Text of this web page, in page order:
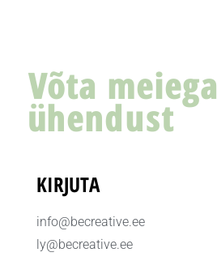
Võta meiega
ühendust
KIRJUTA
info@becreative.ee
ly@becreative.ee